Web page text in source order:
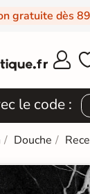
gratuite dès

le code :
Douche